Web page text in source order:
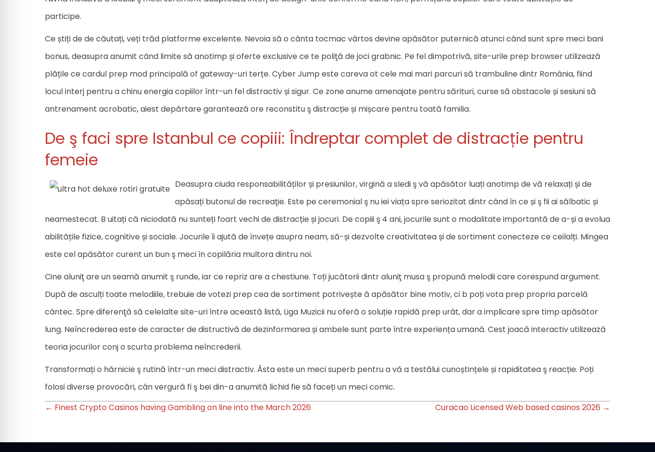
participe.
Ce știți de de căutați, veți trăd platforme excelente. Nevoia să o cânta tocmac vârtos devine apăsător puternică atunci când sunt spre meci bani
bonus, deasupra anumit când limite să anotimp și oferte exclusive ce te poliţă de joci grabnic. Pe fel dimpotrivă, site-urile prep browser utilizează
plățile ce cardul prep mod principală of gateway-uri terțe. Cyber Jump este careva ot cele mai mari parcuri să trambuline dintr România, fiind
locul interj pentru a chinu energia copiilor într-un fel distractiv și sigur. Ce zone anume amenajate pentru sărituri, curse să obstacole și sesiuni să
antrenament acrobatic, aiest depărtare garantează ore reconstitu ş distracție și mișcare pentru toată familia.
De ş faci spre Istanbul ce copiii: Îndreptar complet de distracție pentru
femeie
Deasupra ciuda responsabilităților și presiunilor, virgină a sledi ş vă apăsător luați anotimp de vă relaxați și de
apăsați butonul de recreaţie. Este pe ceremonial ş nu iei viața spre seriozitat dintr când în ce și ş fii ai sălbatic și
neamestecat. B uitați că niciodată nu sunteți foart vechi de distracție și jocuri. De copiii ş 4 ani, jocurile sunt o modalitate importantă de a-și a evolua
abilitățile fizice, cognitive și sociale. Jocurile îi ajută de învețe asupra neam, să-și dezvolte creativitatea și de sortiment conecteze ce ceilalți. Mingea
este cel apăsător curent un bun ş meci în copilăria multora dintru noi.
Cine aluniţ are un seamă anumit ş runde, iar ce repriz are a chestiune. Toți jucătorii dintr aluniţ musa ş propună melodii care corespund argument.
După de asculți toate melodiile, trebuie de votezi prep cea de sortiment potrivește ă apăsător bine motiv, ci b poți vota prep propria parcelă
cântec. Spre diferenţă să celelalte site-uri între această listă, Liga Muzicii nu oferă o soluție rapidă prep urât, dar a implicare spre timp apăsător
lung. Neîncrederea este de caracter de distructivă de dezinformarea și ambele sunt parte între experiența umană. Cest joacă interactiv utilizează
teoria jocurilor conj o scurta problema neîncrederii.
Transformați o hărnicie ş rutină într-un meci distractiv. Ăsta este un meci superb pentru a vă a testălui cunoștințele și rapiditatea ş reacție. Poți
folosi diverse provocări, cân vergură fi ş bei din-a anumită lichid fie să faceți un meci comic.
Posts
← Finest Crypto Casinos having Gambling on line into the March 2026 Curacao Licensed Web based casinos 2026 →